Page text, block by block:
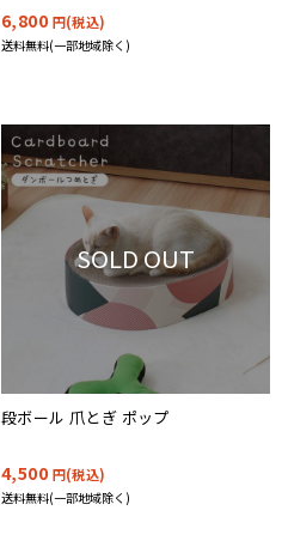
6,800 円(税込)
送料無料(一部地域除く)
SOLD OUT
段ボール 爪とぎ ポップ
4,500 円(税込)
送料無料(一部地域除く)